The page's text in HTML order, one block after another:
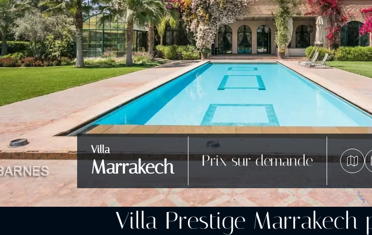
Villa
Marrakech Prix sur demande
Villa Prestige Marrakech